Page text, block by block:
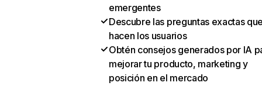
emergentes
Descubre las preguntas exactas
hacen los usuarios
Obtén consejos generados por IA
mejorar tu producto, marketing y
posición en el mercado